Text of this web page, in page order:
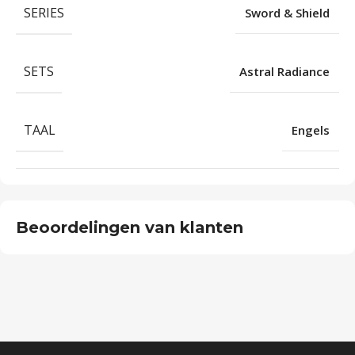
SERIES Sword & Shield
SETS Astral Radiance
TAAL Engels
Beoordelingen van klanten